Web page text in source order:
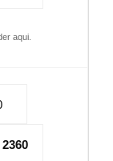
aqui.
2360